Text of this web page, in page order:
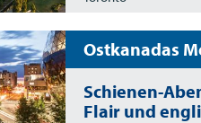
Ostkanadas
Schienen-
Flair und